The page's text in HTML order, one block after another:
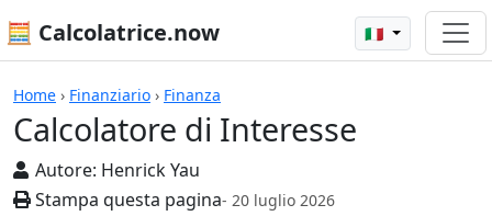
🧮 Calcolatrice.now 🇮🇹
Home › Finanziario › Finanza
Calcolatore di Interesse
Autore: Henrick Yau
Stampa questa pagina- 20 luglio 2026
Calcolatrici